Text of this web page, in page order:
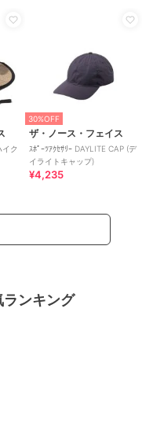
イク
30%OFF
ザ・ノース・フェイス
ｽﾎﾟｰﾂｱｸｾｻﾘｰ DAYLITE CAP (デ
イライトキャップ)
¥4,235
ンキング